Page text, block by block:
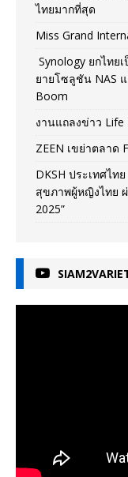
ไทยมากที่สุด
Miss Grand
Synology ยกไทย
ยายโซลูชัน NAS
Boom
งานแถลงข่าว Life
ZEEN เขย่าตลาด
DKSH ประเทศไท
สุขภาพผู้หญิงไทย
2025”